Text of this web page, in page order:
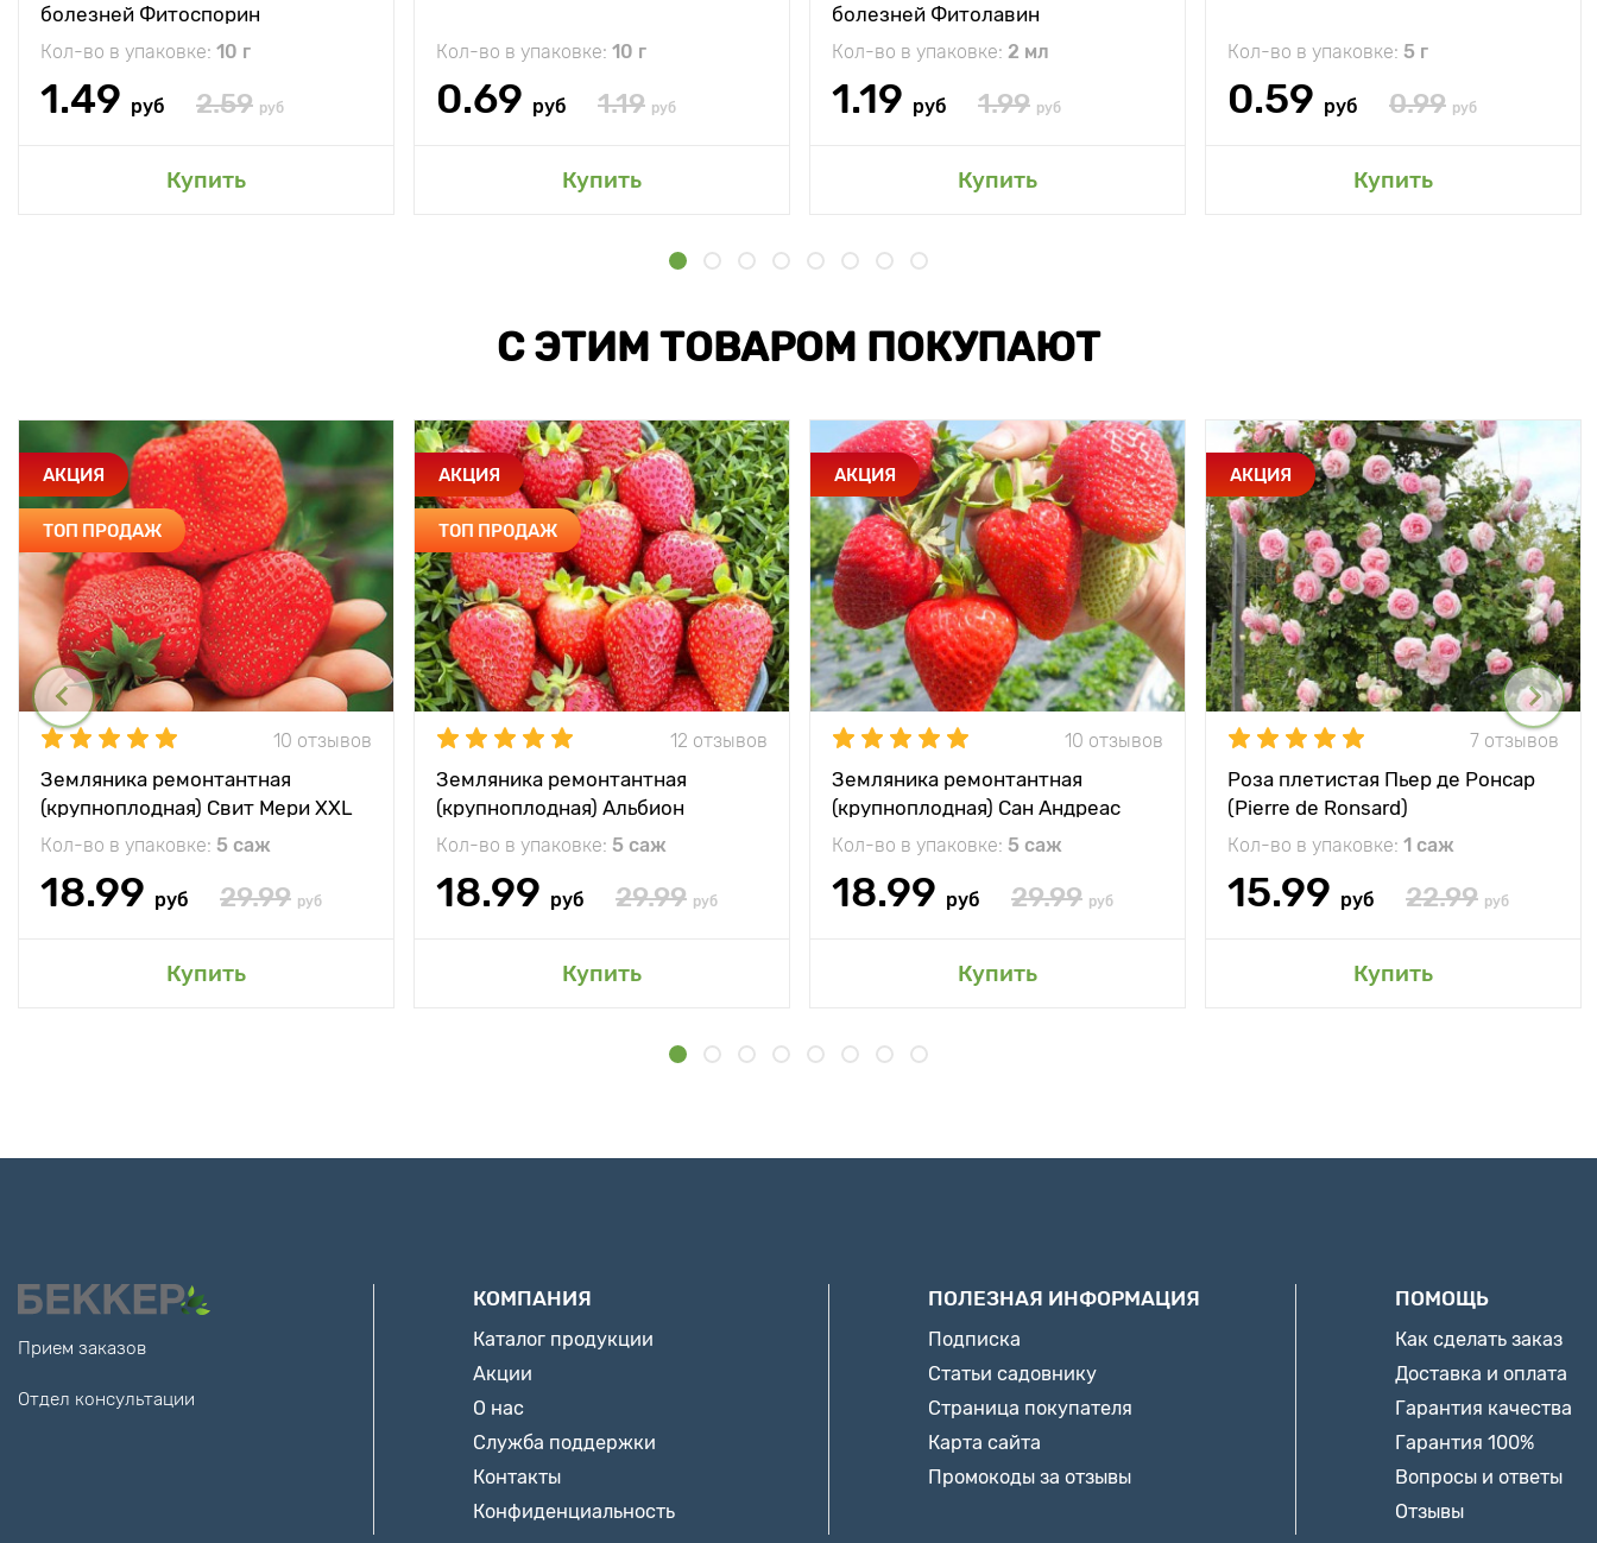
болезней Фитоспорин
Кол-во в упаковке: 10 г
1.49 руб 2.59 руб
Купить
Кол-во в упаковке: 10 г
0.69 руб 1.19 руб
Купить
болезней Фитолавин
Кол-во в упаковке: 2 мл
1.19 руб 1.99 руб
Купить
Кол-во в упаковке: 5 г
0.59 руб 0.99 руб
Купить
С ЭТИМ ТОВАРОМ ПОКУПАЮТ
АКЦИЯ
ТОП ПРОДАЖ
10 отзывов
Земляника ремонтантная
(крупноплодная) Свит Мери XXL
Кол-во в упаковке: 5 саж
18.99 руб 29.99 руб
Купить
АКЦИЯ
ТОП ПРОДАЖ
12 отзывов
Земляника ремонтантная
(крупноплодная) Альбион
Кол-во в упаковке: 5 саж
18.99 руб 29.99 руб
Купить
АКЦИЯ
10 отзывов
Земляника ремонтантная
(крупноплодная) Сан Андреас
Кол-во в упаковке: 5 саж
18.99 руб 29.99 руб
Купить
АКЦИЯ
7 отзывов
Роза плетистая Пьер де Ронсар
(Pierre de Ronsard)
Кол-во в упаковке: 1 саж
15.99 руб 22.99 руб
Купить
Прием заказов
Отдел консультации
КОМПАНИЯ
Каталог продукции
Акции
О нас
Служба поддержки
Контакты
Конфиденциальность
ПОЛЕЗНАЯ ИНФОРМАЦИЯ
Подписка
Статьи садовнику
Страница покупателя
Карта сайта
Промокоды за отзывы
ПОМОЩЬ
Как сделать заказ
Доставка и оплата
Гарантия качества
Гарантия 100%
Вопросы и ответы
Отзывы